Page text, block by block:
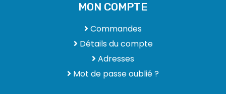
MON COMPTE
Commandes
Détails du compte
Adresses
Mot de passe oublié ?